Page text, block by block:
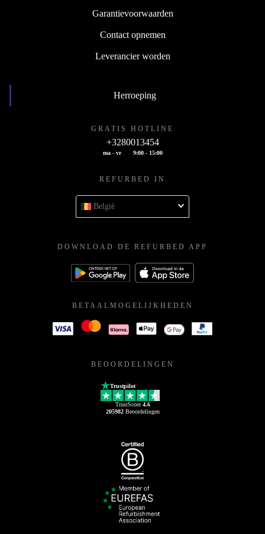
Garantievoorwaarden
Contact opnemen
Leverancier worden
Herroeping
GRATIS HOTLINE
+3280013454
ma - vr 9:00 - 15:00
REFURBED IN
België
DOWNLOAD DE REFURBED APP
BETAALMOGELIJKHEDEN
BEOORDELINGEN
Trustpilot
TrustScore 4.6
205982Beoordelingen